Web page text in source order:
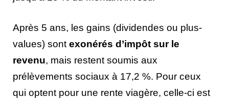
Après 5 ans, les gains (dividendes ou plus-
values) sontexonérés d’impôt sur le
revenu, mais restent soumis aux
prélèvements sociaux à 17,2 %. Pour ceux
qui optent pour une rente viagère, celle-ci est